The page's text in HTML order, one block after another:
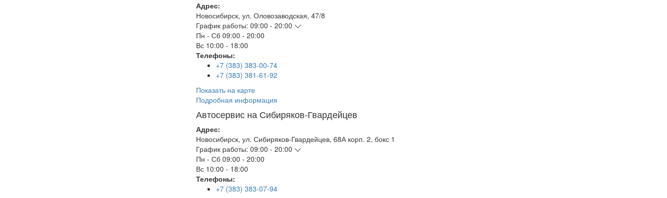
Адрес:
Новосибирск, ул. Оловозаводская, 47/8
График работы: 09:00 - 20:00
Пн - Сб 09:00 - 20:00
Вс 10:00 - 18:00
Телефоны:
+7 (383) 383-00-74
+7 (383) 381-61-92
Показать на карте
Подробная информация
Автосервис на Сибиряков-Гвардейцев
Адрес:
Новосибирск, ул. Сибиряков-Гвардейцев, 68А корп. 2, бокс 1
График работы: 09:00 - 20:00
Пн - Сб 09:00 - 20:00
Вс 10:00 - 18:00
Телефоны:
+7 (383) 383-07-94